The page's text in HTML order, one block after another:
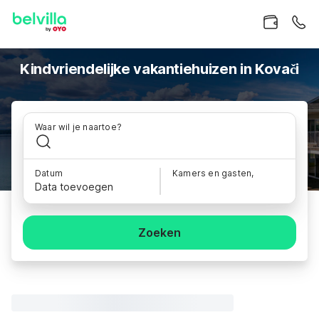
Kindvriendelijke vakantiehuizen in Kovači
Waar wil je naartoe?
Datum
Data toevoegen
Kamers en gasten,
Zoeken